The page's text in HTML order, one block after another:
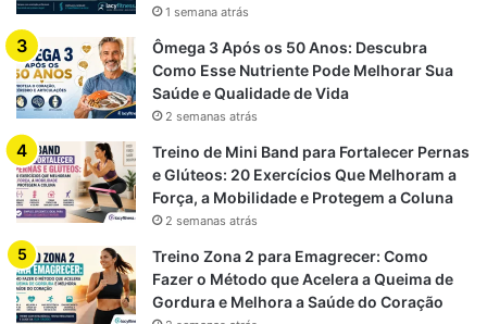
1 semana atrás
Ômega 3 Após os 50 Anos: Descubra
Como Esse Nutriente Pode Melhorar Sua
Saúde e Qualidade de Vida
2 semanas atrás
Treino de Mini Band para Fortalecer Pernas
e Glúteos: 20 Exercícios Que Melhoram a
Força, a Mobilidade e Protegem a Coluna
2 semanas atrás
Treino Zona 2 para Emagrecer: Como
Fazer o Método que Acelera a Queima de
Gordura e Melhora a Saúde do Coração